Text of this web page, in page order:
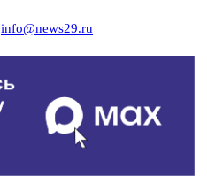
info@news29.ru